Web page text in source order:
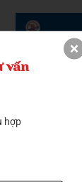
Phỏng vấn
quyết vượt
vấn
hợp